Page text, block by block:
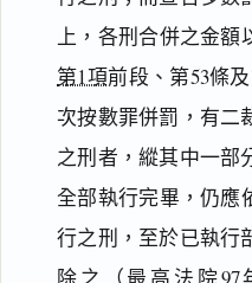
上，各刑合併之金額
第1項前段、第53條
次按數罪併罰，有二
之刑者，縱其中一部
全部執行完畢，仍應
行之刑，至於已執行